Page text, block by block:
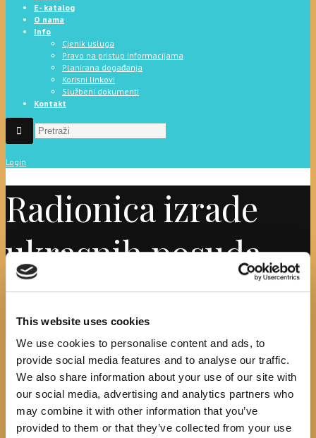
This website uses cookies
We use cookies to personalise content and ads, to
provide social media features and to analyse our traffic.
We also share information about your use of our site with
our social media, advertising and analytics partners who
may combine it with other information that you’ve
provided to them or that they’ve collected from your use
E- katalog
O nama
Info
Cjenik usluga
Pravo na pristup informacijama
Planirana događanja
Korisni linkovi
Službeni dokumenti
Kontakt
Login
Radionica izrade
ukrasnih posuda-
tehnika celbet
9. svibnja, 16h
Radionica izrade ukrasnih posuda za cvijeće u tehnici celbets Jelenom
Search